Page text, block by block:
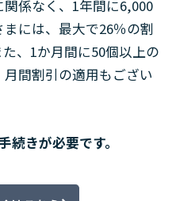
係なく、1年間に6,000
には、最大で26％の割
、1か月間に50個以上の
間割引の適用もござい
続きが必要です。